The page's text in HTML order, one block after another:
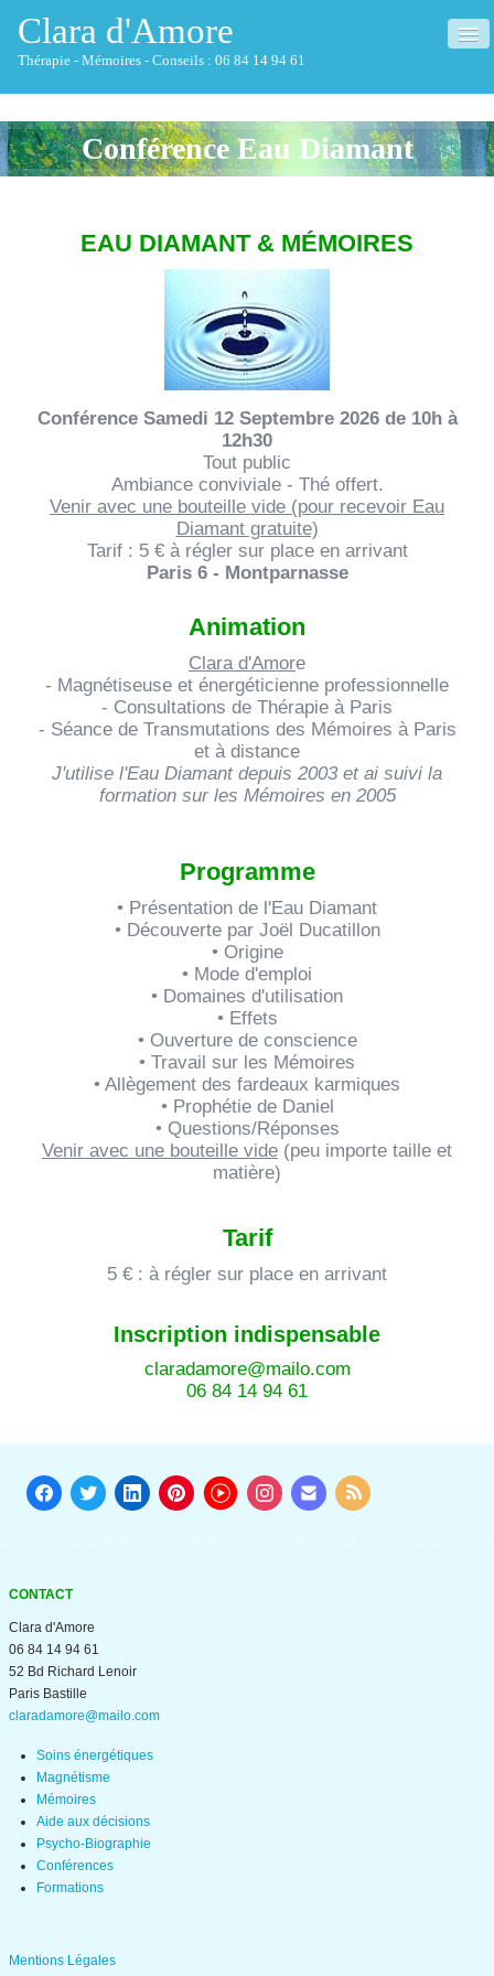
Clara d'Amore
Thérapie - Mémoires - Conseils : 06 84 14 94 61
ACCUEIL
QUI SUIS-JE ?
CONFÉRENCES
CONTACT
Conférence Eau Diamant
EAU DIAMANT & MÉMOIRES
Conférence Samedi 12 Septembre 2026 de 10h à
12h30
Tout public
Ambiance conviviale - Thé offert.
Venir avec une bouteille vide (pour recevoir Eau
Diamant gratuite)
Tarif : 5 € à régler sur place en arrivant
Paris 6 - Montparnasse
Animation
Clara d'Amore
- Magnétiseuse et énergéticienne professionnelle
- Consultations de Thérapie à Paris
- Séance de Transmutations des Mémoires à Paris
et à distance
J'utilise l'Eau Diamant depuis 2003 et ai suivi la
formation sur les Mémoires en 2005
Programme
• Présentation de l'Eau Diamant
• Découverte par Joël Ducatillon
• Origine
• Mode d'emploi
• Domaines d'utilisation
• Effets
• Ouverture de conscience
• Travail sur les Mémoires
• Allègement des fardeaux karmiques
• Prophétie de Daniel
• Questions/Réponses
Venir avec une bouteille vide (peu importe taille et
matière)
Tarif
5 € : à régler sur place en arrivant
Inscription indispensable
claradamore@mailo.com
06 84 14 94 61
CONTACT
Clara d'Amore
06 84 14 94 61
52 Bd Richard Lenoir
Paris Bastille
claradamore@mailo.com
Soins énergétiques
Magnétisme
Mémoires
Aide aux décisions
Psycho-Biographie
Conférences
Formations
Mentions Légales